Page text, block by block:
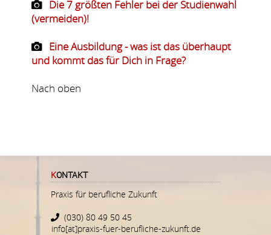
Die 7 größten Fehler bei der Studienwahl
(vermeiden)!
Eine Ausbildung - was ist das überhaupt
und kommt das für Dich in Frage?
Nach oben
KONTAKT
Praxis für berufliche Zukunft
(030) 80 49 50 45
info[at]praxis-fuer-berufliche-zukunft.de